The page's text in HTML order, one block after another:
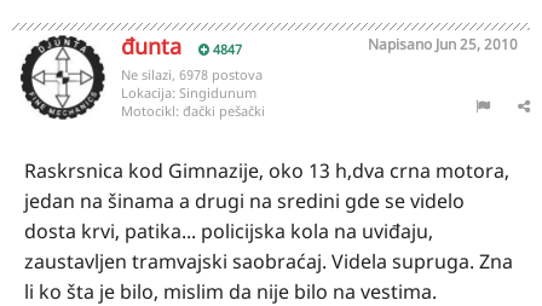
đunta 4847 Napisano Jun 25, 2010
Ne silazi, 6978 postova
Lokacija: Singidunum
Motocikl: đački pešački
Raskrsnica kod Gimnazije, oko 13 h,dva crna motora,
jedan na šinama a drugi na sredini gde se videlo
dosta krvi, patika... policijska kola na uviđaju,
zaustavljen tramvajski saobraćaj. Videla supruga. Zna
li ko šta je bilo, mislim da nije bilo na vestima.